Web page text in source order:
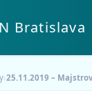
Bratislava
›25.11.2019 –